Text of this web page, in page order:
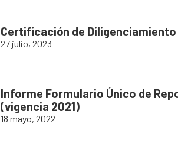
Certificación de Diligenciamiento
27 julio, 2023
Informe Formulario Único de
(vigencia 2021)
18 mayo, 2022